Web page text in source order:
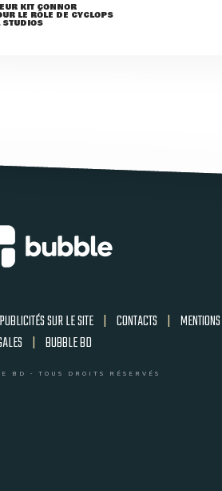
KIT CONNOR
LE RÔLE DE CYCLOPS
STUDIOS
PUBLICITÉS SUR LE SITE | CONTACTS | MENTIONS
| BUBBLE BD
BD - TOUS DROITS RÉSERVÉS